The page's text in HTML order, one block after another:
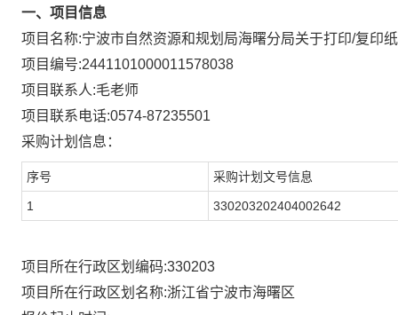
一、项目信息
项目名称:宁波市自然资源和规划局海曙分局关于打印/复印
项目编号:2441101000011578038
项目联系人:毛老师
项目联系电话:0574-87235501
采购计划信息：
序号 采购计划文号信息
1 330203202404002642
项目所在行政区划编码:330203
项目所在行政区划名称:浙江省宁波市海曙区